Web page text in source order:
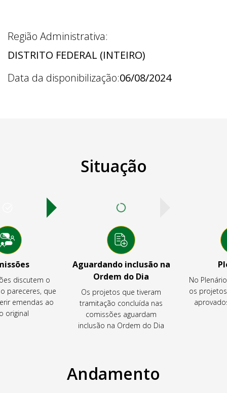
Região Administrativa:
DISTRITO FEDERAL (INTEIRO)
Data da disponibilização:06/08/2024
Situação
discutem o
pareceres, que
emendas ao
original
Aguardando inclusão na
Ordem do Dia
Os projetos que tiveram
tramitação concluída nas
comissões aguardam
inclusão na Ordem do Dia
No
os
Andamento